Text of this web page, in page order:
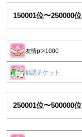
150001位〜250000位
友情pt×1000
勧誘チケット
250001位〜500000位